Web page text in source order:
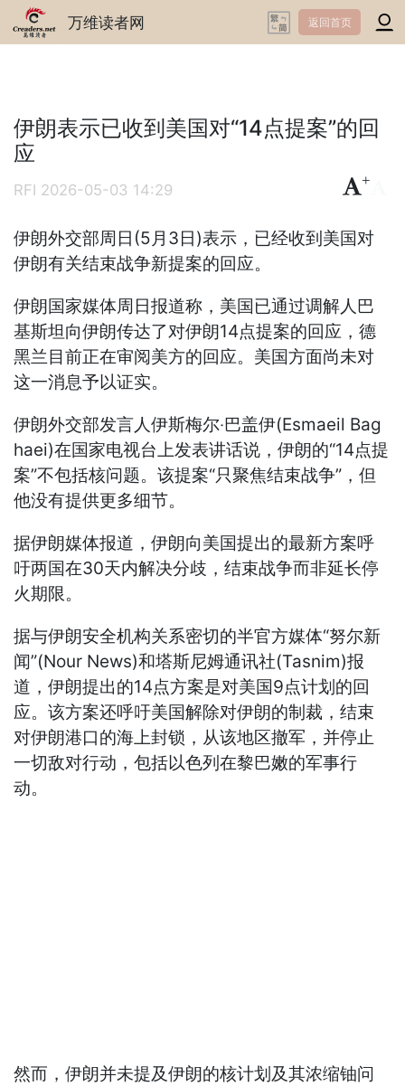
万维读者网 返回首页
伊朗表示已收到美国对“14点提案”的回
应
RFI 2026-05-03 14:29
+
伊朗外交部周日(5月3日)表示，已经收到美国对
伊朗有关结束战争新提案的回应。
伊朗国家媒体周日报道称，美国已通过调解人巴
基斯坦向伊朗传达了对伊朗14点提案的回应，德
黑兰目前正在审阅美方的回应。美国方面尚未对
这一消息予以证实。
伊朗外交部发言人伊斯梅尔‧巴盖伊(Esmaeil Bag
haei)在国家电视台上发表讲话说，伊朗的“14点提
案”不包括核问题。该提案“只聚焦结束战争”，但
他没有提供更多细节。
据伊朗媒体报道，伊朗向美国提出的最新方案呼
吁两国在30天内解决分歧，结束战争而非延长停
火期限。
据与伊朗安全机构关系密切的半官方媒体“努尔新
闻”(Nour News)和塔斯尼姆通讯社(Tasnim)报
道，伊朗提出的14点方案是对美国9点计划的回
应。该方案还呼吁美国解除对伊朗的制裁，结束
对伊朗港口的海上封锁，从该地区撤军，并停止
一切敌对行动，包括以色列在黎巴嫩的军事行
动。
然而，伊朗并未提及伊朗的核计划及其浓缩铀问